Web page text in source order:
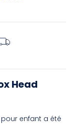
Head
enfant a été